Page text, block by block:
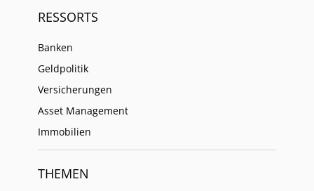
RESSORTS
Banken
Geldpolitik
Versicherungen
Asset Management
Immobilien
THEMEN